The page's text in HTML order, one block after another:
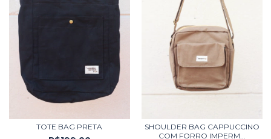
TOTE BAG PRETA
SHOULDER BAG CAPPUCCINO
COM FORRO IMPERM...